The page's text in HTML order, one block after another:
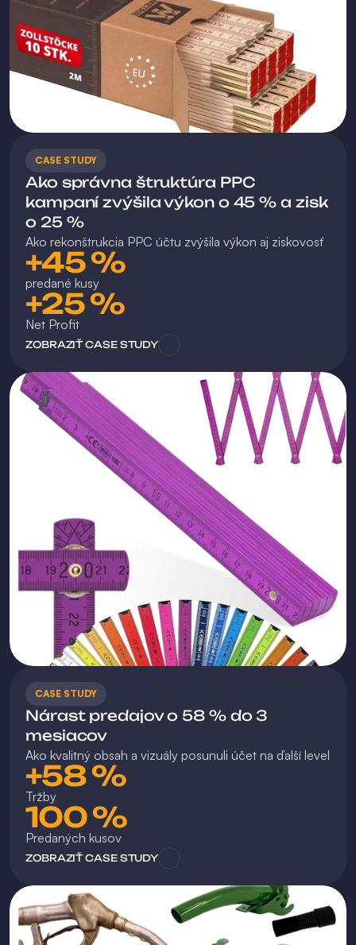
CASE STUDY
Ako správna štruktúra PPC
kampaní zvýšila výkon o 45 % a zisk
o 25 %
Ako rekonštrukcia PPC účtu zvýšila výkon aj ziskovosť
+45 %
predané kusy
+25 %
Net Profit
ZOBRAZIŤ CASE STUDY
CASE STUDY
Nárast predajov o 58 % do 3
mesiacov
Ako kvalitný obsah a vizuály posunuli účet na ďalší level
+58 %
Tržby
100 %
Predaných kusov
ZOBRAZIŤ CASE STUDY